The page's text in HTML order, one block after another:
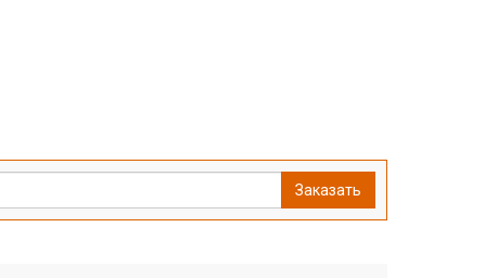
Заказать